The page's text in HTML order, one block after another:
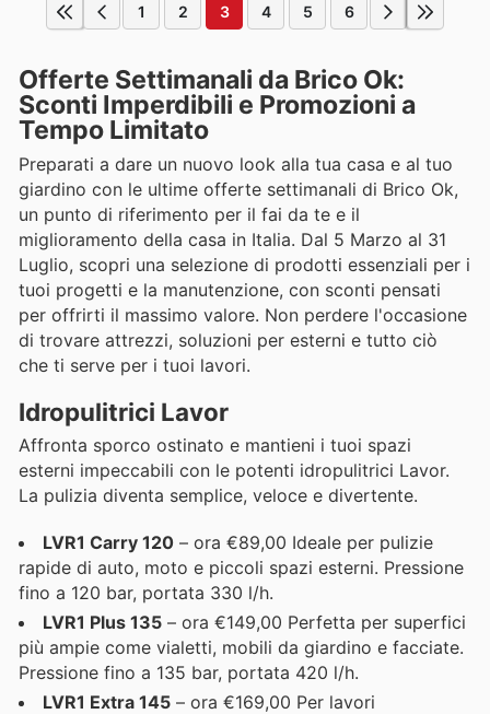
1 2 3 4 5 6
Offerte Settimanali da Brico Ok:
Sconti Imperdibili e Promozioni a
Tempo Limitato
Preparati a dare un nuovo look alla tua casa e al tuo
giardino con le ultime offerte settimanali di Brico Ok,
un punto di riferimento per il fai da te e il
miglioramento della casa in Italia. Dal 5 Marzo al 31
Luglio, scopri una selezione di prodotti essenziali per i
tuoi progetti e la manutenzione, con sconti pensati
per offrirti il massimo valore. Non perdere l'occasione
di trovare attrezzi, soluzioni per esterni e tutto ciò
che ti serve per i tuoi lavori.
Idropulitrici Lavor
Affronta sporco ostinato e mantieni i tuoi spazi
esterni impeccabili con le potenti idropulitrici Lavor.
La pulizia diventa semplice, veloce e divertente.
LVR1 Carry 120 – ora €89,00 Ideale per pulizie
rapide di auto, moto e piccoli spazi esterni. Pressione
fino a 120 bar, portata 330 l/h.
LVR1 Plus 135 – ora €149,00 Perfetta per superfici
più ampie come vialetti, mobili da giardino e facciate.
Pressione fino a 135 bar, portata 420 l/h.
LVR1 Extra 145 – ora €169,00 Per lavori